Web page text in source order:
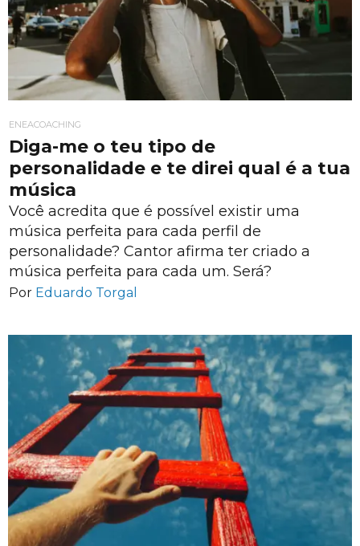
ENEACOACHING
Diga-me o teu tipo de
personalidade e te direi qual é a tua
música
Você acredita que é possível existir uma
música perfeita para cada perfil de
personalidade? Cantor afirma ter criado a
música perfeita para cada um. Será?
Por Eduardo Torgal